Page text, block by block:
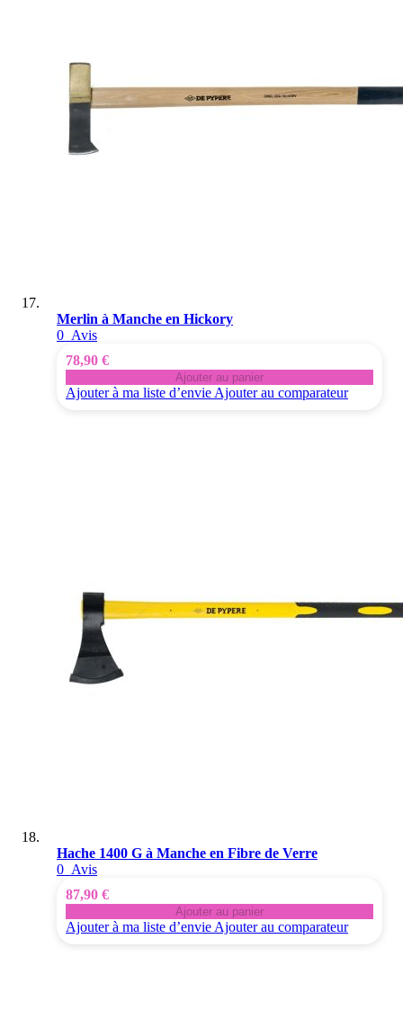
Merlin à Manche en Hickory
0 Avis
78,90 €
Ajouter au panier
Ajouter à ma liste d’envie Ajouter au comparateur
Hache 1400 G à Manche en Fibre de Verre
0 Avis
87,90 €
Ajouter au panier
Ajouter à ma liste d’envie Ajouter au comparateur